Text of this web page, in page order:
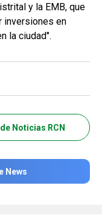
y la EMB, que
inversiones en
la ciudad".
Noticias RCN
News